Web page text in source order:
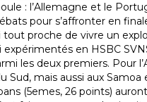
: l’Allemagne et le
pour s’affronter en
proche de vivre un
en HSBC
les deux premiers. Pour
mais aussi aux Samoa
(5emes, 26 points) auront